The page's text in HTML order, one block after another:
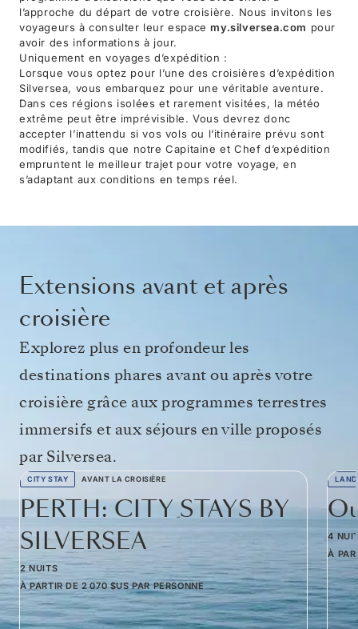
l’approche du départ de votre croisière. Nous invitons les
voyageurs à consulter leur espacemy.silversea.com pour
avoir des informations à jour.
Uniquement en voyages d’expédition :
Lorsque vous optez pour l’une des croisières d’expédition
Silversea, vous embarquez pour une véritable aventure.
Dans ces régions isolées et rarement visitées, la météo
extrême peut être imprévisible. Vous devrez donc
accepter l’inattendu si vos vols ou l’itinéraire prévu sont
modifiés, tandis que notre Capitaine et Chef d’expédition
empruntent le meilleur trajet pour votre voyage, en
s’adaptant aux conditions en temps réel.
Extensions avant et après
croisière
Explorez plus en profondeur les
destinations phares avant ou après votre
croisière grâce aux programmes terrestres
immersifs et aux séjours en ville proposés
par Silversea.
CITY STAY AVANT LA CROISIÈRE
PERTH: CITY STAYS BY
SILVERSEA
2 NUITS
À PARTIR DE 2 070 $US PAR PERSONNE
4
À